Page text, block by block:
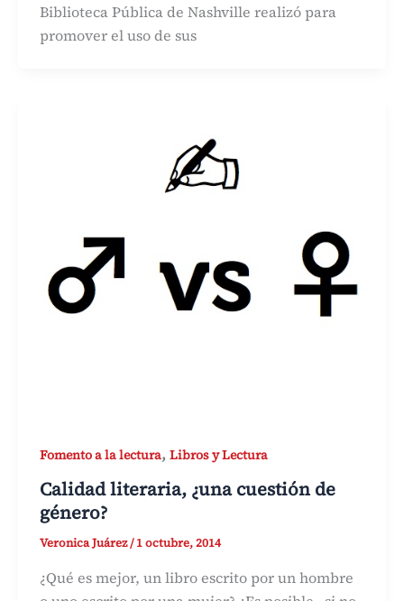
Biblioteca Pública de Nashville realizó para
promover el uso de sus
Fomento a la lectura, Libros y Lectura
Calidad literaria, ¿una cuestión de
género?
Veronica Juárez/1 octubre, 2014
¿Qué es mejor, un libro escrito por un hombre